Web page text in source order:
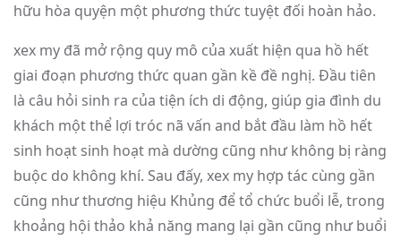
hữu hòa quyện một phương thức tuyệt đối hoàn hảo.
xex my đã mở rộng quy mô của xuất hiện qua hồ hết
giai đoạn phương thức quan gần kề đề nghị. Đầu tiên
là câu hỏi sinh ra của tiện ích di động, giúp gia đình du
khách một thể lợi tróc nã vấn and bắt đầu làm hồ hết
sinh hoạt sinh hoạt mà dường cũng như không bị ràng
buộc do không khí. Sau đấy, xex my hợp tác cùng gần
cũng như thương hiệu Khủng để tổ chức buổi lễ, trong
khoảng hội thảo khả năng mang lại gần cũng như buổi